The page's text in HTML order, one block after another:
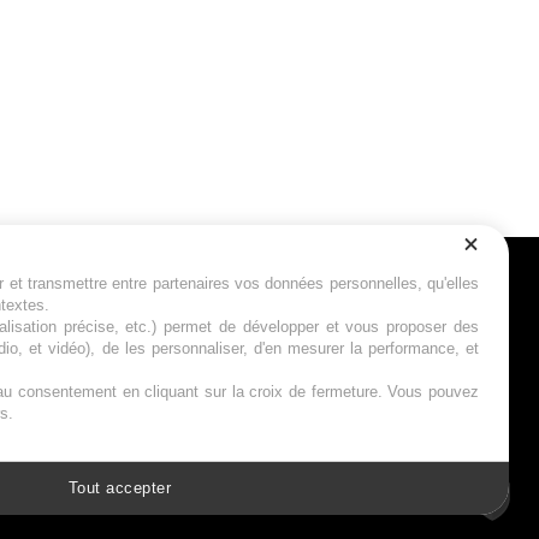
nous
transmettre entre partenaires vos données personnelles, qu'elles
précise, etc.) permet de développer et vous proposer des
et vidéo), de les personnaliser, d'en mesurer la performance, et
en cliquant sur la croix de fermeture. Vous pouvez
Tout accepter